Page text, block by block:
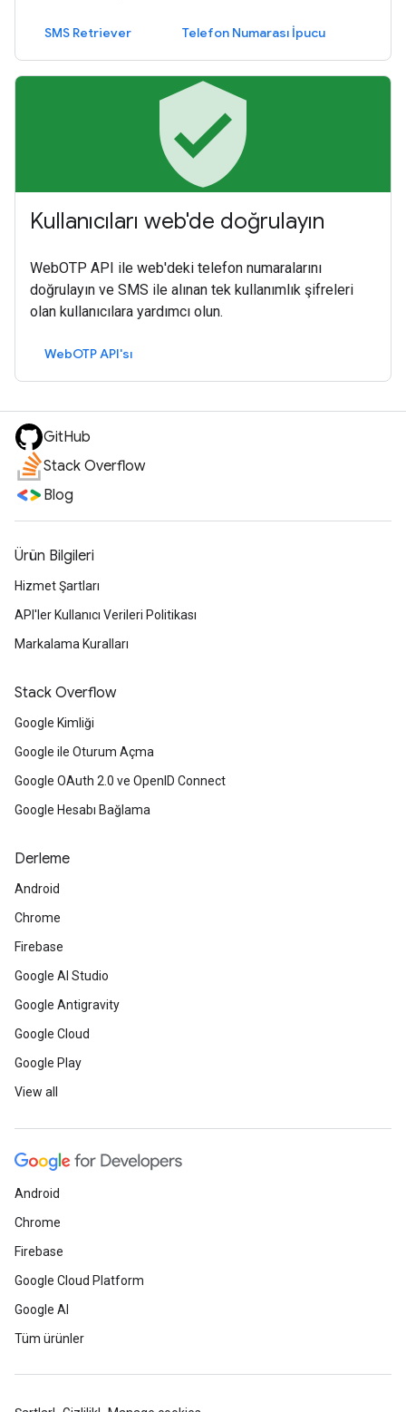
SMS Retriever Telefon Numarası İpucu
verified_user
Kullanıcıları web'de doğrulayın
WebOTP API ile web'deki telefon numaralarını
doğrulayın ve SMS ile alınan tek kullanımlık şifreleri
olan kullanıcılara yardımcı olun.
WebOTP API'sı
GitHub
Stack Overflow
Blog
Ürün Bilgileri
Hizmet Şartları
API'ler Kullanıcı Verileri Politikası
Markalama Kuralları
Stack Overflow
Google Kimliği
Google ile Oturum Açma
Google OAuth 2.0 ve OpenID Connect
Google Hesabı Bağlama
Derleme
Android
Chrome
Firebase
Google AI Studio
Google Antigravity
Google Cloud
Google Play
View all
Android
Chrome
Firebase
Google Cloud Platform
Google AI
Tüm ürünler